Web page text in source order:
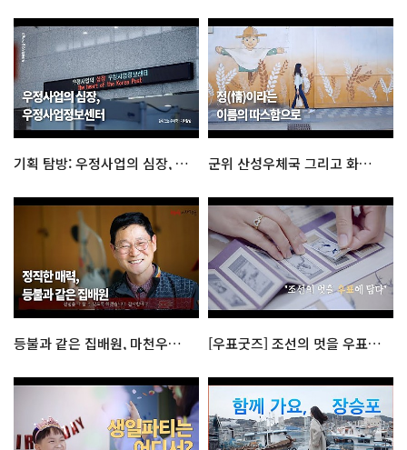
기획 탐방: 우정사업의 심장, 우정사업정보센터 군위 산성우체국 그리고 화본역
등불과 같은 집배원, 마천우체국 정영수 주무관 [우표굿즈] 조선의 멋을 우표에 담다: 화조영모화